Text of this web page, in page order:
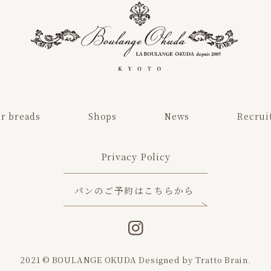
breads Shops News
Privacy Policy
パンのご予約はこちらから
2021 © BOULANGE OKUDADesigned by Tratto Brain .